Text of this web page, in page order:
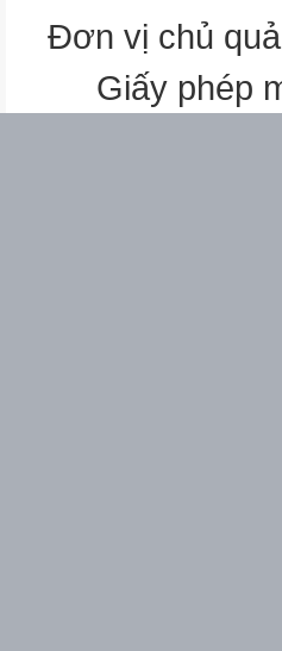
i
Đơn vị chủ
Giấy phép